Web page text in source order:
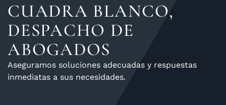
CUADRA BLANCO,
DESPACHO DE
ABOGADOS
Aseguramos soluciones adecuadas y respuestas
inmediatas a sus necesidades.